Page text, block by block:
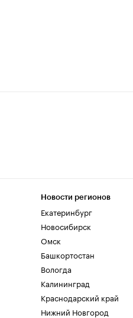
Новости регионов
Екатеринбург
Новосибирск
Омск
Башкортостан
Вологда
Калининград
Краснодарский край
Нижний Новгород